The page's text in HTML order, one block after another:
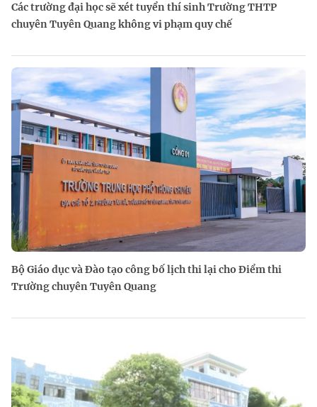
Các trường đại học sẽ xét tuyển thí sinh Trường THTP
chuyên Tuyên Quang không vi phạm quy chế
Bộ Giáo dục và Đào tạo công bố lịch thi lại cho Điểm thi
Trường chuyên Tuyên Quang